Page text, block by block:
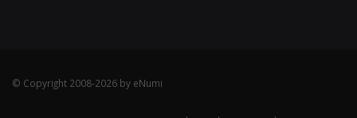
© Copyright 2008-2026 by eNumi